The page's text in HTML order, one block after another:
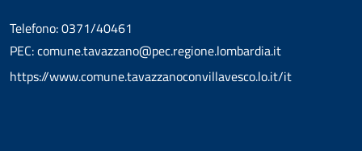
Telefono: 0371/40461
PEC: comune.tavazzano@pec.regione.lombardia.it
https://www.comune.tavazzanoconvillavesco.lo.it/it